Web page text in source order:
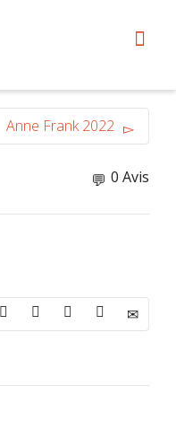
Anne Frank 2022
0 Avis